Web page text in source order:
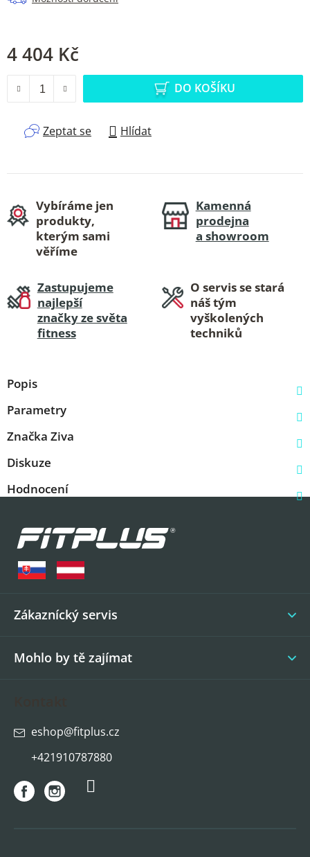
4 404 Kč
DO KOŠÍKU
Zeptat se Hlídat
Vybíráme jen
produkty,
kterým sami
věříme
Kamenná
prodejna
a showroom
Zastupujeme
najlepší
značky ze světa
fitness
O servis se stará
náš tým
vyškolených
techniků
Popis
Parametry
Značka Ziva
Diskuze
Hodnocení
Zákaznícký servis
Mohlo by tě zajímat
eshop@fitplus.cz
+421910787880